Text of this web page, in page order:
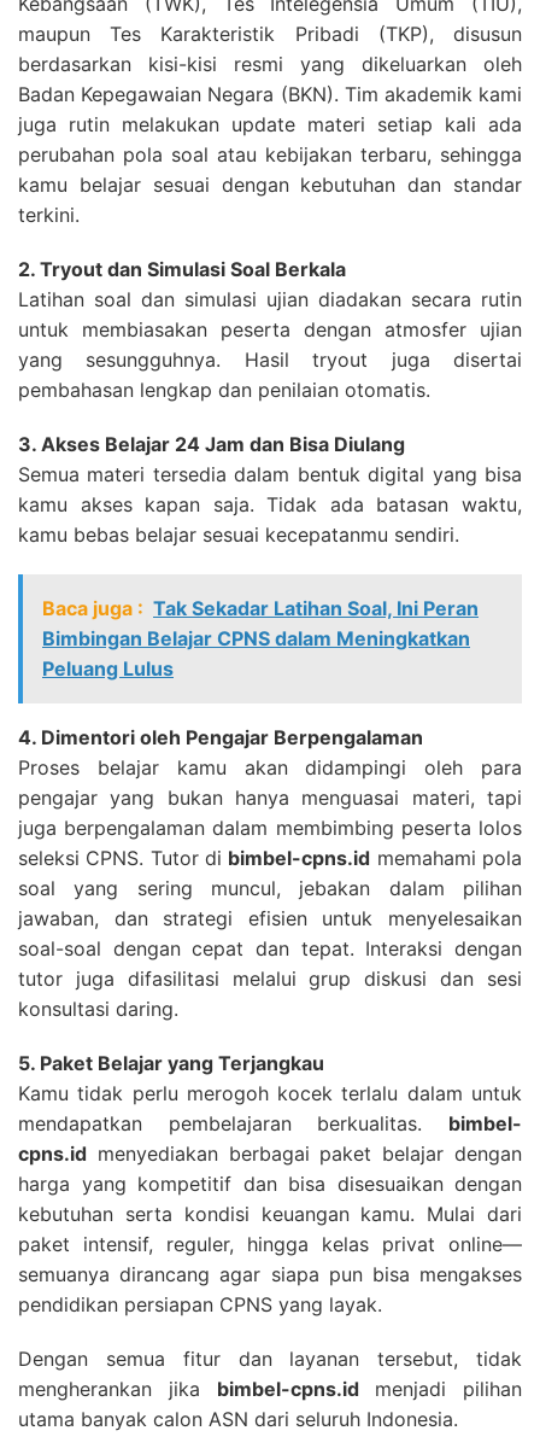
Blog
SEARCH
FOR:
maupun Tes Karakteristik Pribadi (TKP), disusun
berdasarkan kisi-kisi resmi yang dikeluarkan oleh
Badan Kepegawaian Negara (BKN). Tim akademik kami
juga rutin melakukan update materi setiap kali ada
perubahan pola soal atau kebijakan terbaru, sehingga
kamu belajar sesuai dengan kebutuhan dan standar
terkini.
2. Tryout dan Simulasi Soal Berkala
Latihan soal dan simulasi ujian diadakan secara rutin
untuk membiasakan peserta dengan atmosfer ujian
yang sesungguhnya. Hasil tryout juga disertai
pembahasan lengkap dan penilaian otomatis.
3. Akses Belajar 24 Jam dan Bisa Diulang
Semua materi tersedia dalam bentuk digital yang bisa
kamu akses kapan saja. Tidak ada batasan waktu,
kamu bebas belajar sesuai kecepatanmu sendiri.
Baca juga : Tak Sekadar Latihan Soal, Ini Peran
Bimbingan Belajar CPNS dalam Meningkatkan
Peluang Lulus
4. Dimentori oleh Pengajar Berpengalaman
Proses belajar kamu akan didampingi oleh para
pengajar yang bukan hanya menguasai materi, tapi
juga berpengalaman dalam membimbing peserta lolos
seleksi CPNS. Tutor di bimbel-cpns.id memahami pola
soal yang sering muncul, jebakan dalam pilihan
jawaban, dan strategi efisien untuk menyelesaikan
soal-soal dengan cepat dan tepat. Interaksi dengan
tutor juga difasilitasi melalui grup diskusi dan sesi
konsultasi daring.
5. Paket Belajar yang Terjangkau
Kamu tidak perlu merogoh kocek terlalu dalam untuk
mendapatkan pembelajaran berkualitas. bimbel-
cpns.id menyediakan berbagai paket belajar dengan
harga yang kompetitif dan bisa disesuaikan dengan
kebutuhan serta kondisi keuangan kamu. Mulai dari
paket intensif, reguler, hingga kelas privat online—
semuanya dirancang agar siapa pun bisa mengakses
pendidikan persiapan CPNS yang layak.
Dengan semua fitur dan layanan tersebut, tidak
mengherankan jika bimbel-cpns.idmenjadi pilihan
utama banyak calon ASN dari seluruh Indonesia.